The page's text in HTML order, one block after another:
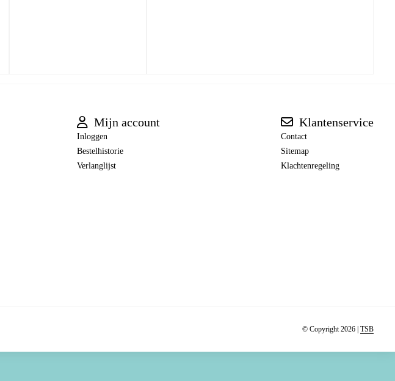
Mijn account
Inloggen
Bestelhistorie
Verlanglijst
Klantenservice
Contact
Sitemap
Klachtenregeling
© Copyright 2026 | TSB